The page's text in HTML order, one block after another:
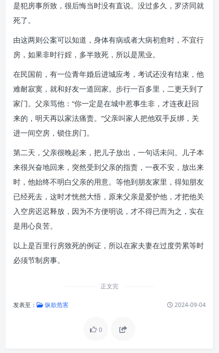
是犯房事所致，很后悔当时没有直说。没过多久，罗济同就
死了。
由这两则公案可以知道，身体有病或者大病初愈时，不宜行
房，如果非时行婬，多半致死，所以是黑业。
在民国前，有一位青年婚后进城应考，考试还没有结束，他
难耐寂寞，就和好友一道回家。步行一百多里，二更天到了
家门。父亲骂他：“你一定是在城中惹事生非，才连夜赶回
来的，明天再以家法痛责。”父亲叫家人把他双手反绑，关
进一间空房，锁住房门。
第二天，父亲很晚起来，把儿子放出，一句话未问。儿子本
来很兴奋地回来，突然受到父亲的指责，一夜不安，放出来
时，他始终不明白父亲的用意。等他到朋友家里，得知朋友
已经死去，这时才恍然大悟，原来父亲是爱护他，才把他关
入空房迟迟释放，因为不方便明说，才不得已而为之，实在
是用心良苦。
以上是百里行房致死的例证，所以在家夫妻在过度劳累等时
必须节制房事。
正文完
发表至： 纵欲危害 2024-09-04
0